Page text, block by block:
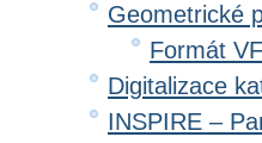
Geometrické
Formát
Digitalizace
INSPIRE –